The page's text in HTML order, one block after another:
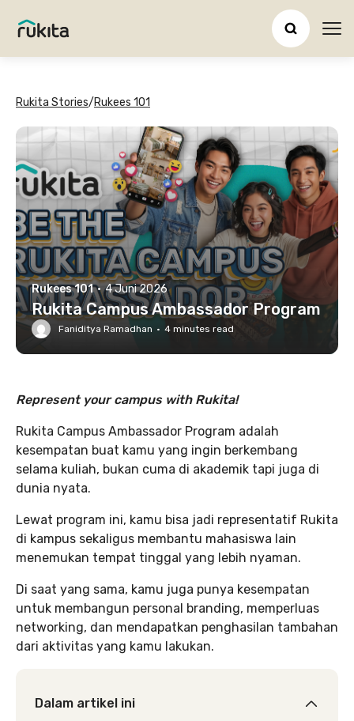
Rukita Stories/Rukees 101
Rukees 101 · 4 Juni 2026
Rukita Campus Ambassador Program
Faniditya Ramadhan · 4 minutes read
Represent your campus with Rukita!
Rukita Campus Ambassador Program adalah
kesempatan buat kamu yang ingin berkembang
selama kuliah, bukan cuma di akademik tapi juga di
dunia nyata.
Lewat program ini, kamu bisa jadi representatif Rukita
di kampus sekaligus membantu mahasiswa lain
menemukan tempat tinggal yang lebih nyaman.
Di saat yang sama, kamu juga punya kesempatan
untuk membangun personal branding, memperluas
networking, dan mendapatkan penghasilan tambahan
dari aktivitas yang kamu lakukan.
Dalam artikel ini